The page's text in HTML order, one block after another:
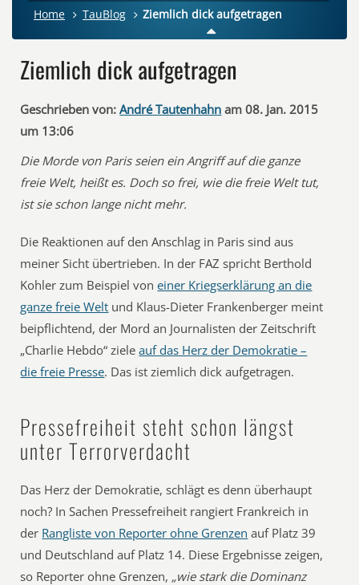
Home TauBlog Ziemlich dick aufgetragen
Ziemlich dick aufgetragen
Geschrieben von: André Tautenhahn am 08. Jan. 2015
um 13:06
Die Morde von Paris seien ein Angriff auf die ganze
freie Welt, heißt es. Doch so frei, wie die freie Welt tut,
ist sie schon lange nicht mehr.
Die Reaktionen auf den Anschlag in Paris sind aus
meiner Sicht übertrieben. In der FAZ spricht Berthold
Kohler zum Beispiel voneiner Kriegserklärung an die
ganze freie Welt und Klaus-Dieter Frankenberger meint
beipflichtend, der Mord an Journalisten der Zeitschrift
„Charlie Hebdo“ zieleauf das Herz der Demokratie –
die freie Presse. Das ist ziemlich dick aufgetragen.
Pressefreiheit steht schon längst
unter Terrorverdacht
Das Herz der Demokratie, schlägt es denn überhaupt
noch? In Sachen Pressefreiheit rangiert Frankreich in
der Rangliste von Reporter ohne Grenzen auf Platz 39
und Deutschland auf Platz 14. Diese Ergebnisse zeigen,
so Reporter ohne Grenzen, „wie stark die Dominanz